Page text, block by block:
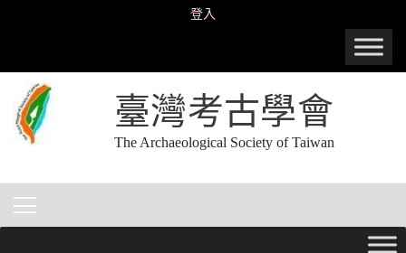
登入
臺灣考古學會
The Archaeological Society of Taiwan